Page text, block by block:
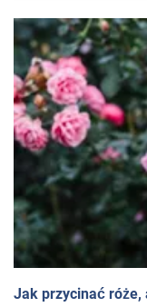
Jak przycinać róże,